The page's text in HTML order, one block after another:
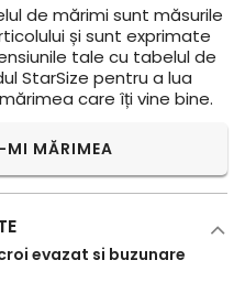
de mărimi sunt măsurile
și sunt exprimate
tale cu tabelul de
StarSize pentru a lua
care îți vine bine.
MI MĂRIMEA
evazat si buzunare